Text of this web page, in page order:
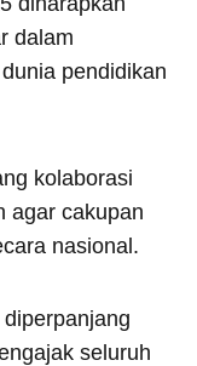
dalam
pendidikan
kolaborasi
agar cakupan
nasional.
seluruh